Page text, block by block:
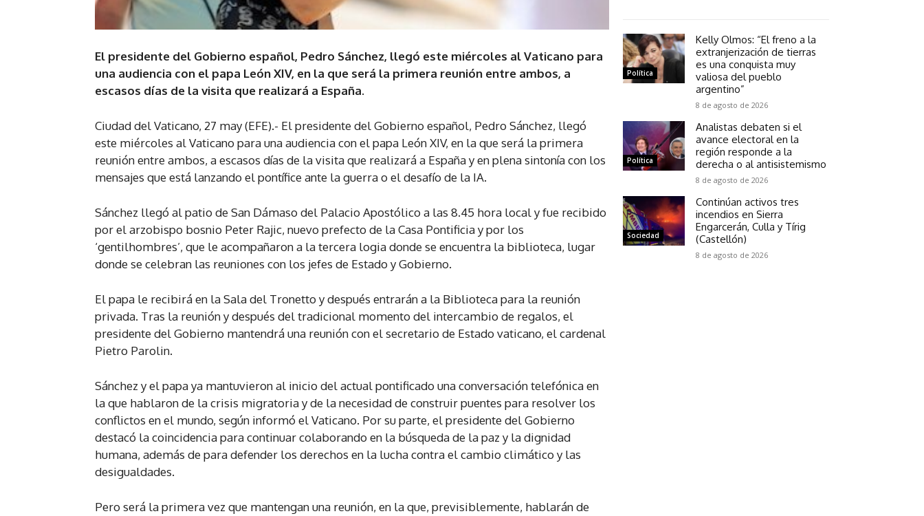
El presidente del Gobierno español, Pedro Sánchez, llegó este miércoles al Vaticano para
una audiencia con el papa León XIV, en la que será la primera reunión entre ambos, a
escasos días de la visita que realizará a España.
Ciudad del Vaticano, 27 may (EFE).- El presidente del Gobierno español, Pedro Sánchez, llegó
este miércoles al Vaticano para una audiencia con el papa León XIV, en la que será la primera
reunión entre ambos, a escasos días de la visita que realizará a España y en plena sintonía con los
mensajes que está lanzando el pontífice ante la guerra o el desafío de la IA.
Sánchez llegó al patio de San Dámaso del Palacio Apostólico a las 8.45 hora local y fue recibido
por el arzobispo bosnio Peter Rajic, nuevo prefecto de la Casa Pontificia y por los
‘gentilhombres’, que le acompañaron a la tercera logia donde se encuentra la biblioteca, lugar
donde se celebran las reuniones con los jefes de Estado y Gobierno.
El papa le recibirá en la Sala del Tronetto y después entrarán a la Biblioteca para la reunión
privada. Tras la reunión y después del tradicional momento del intercambio de regalos, el
presidente del Gobierno mantendrá una reunión con el secretario de Estado vaticano, el cardenal
Pietro Parolin.
Sánchez y el papa ya mantuvieron al inicio del actual pontificado una conversación telefónica en
la que hablaron de la crisis migratoria y de la necesidad de construir puentes para resolver los
conflictos en el mundo, según informó el Vaticano. Por su parte, el presidente del Gobierno
destacó la coincidencia para continuar colaborando en la búsqueda de la paz y la dignidad
humana, además de para defender los derechos en la lucha contra el cambio climático y las
desigualdades.
Pero será la primera vez que mantengan una reunión, en la que, previsiblemente, hablarán de
Política
Kelly Olmos: “El freno a la
extranjerización de tierras
es una conquista muy
valiosa del pueblo
argentino”
8 de agosto de 2026
Política
Analistas debaten si el
avance electoral en la
región responde a la
derecha o al antisistemismo
8 de agosto de 2026
Sociedad
Continúan activos tres
incendios en Sierra
Engarcerán, Culla y Tírig
(Castellón)
8 de agosto de 2026